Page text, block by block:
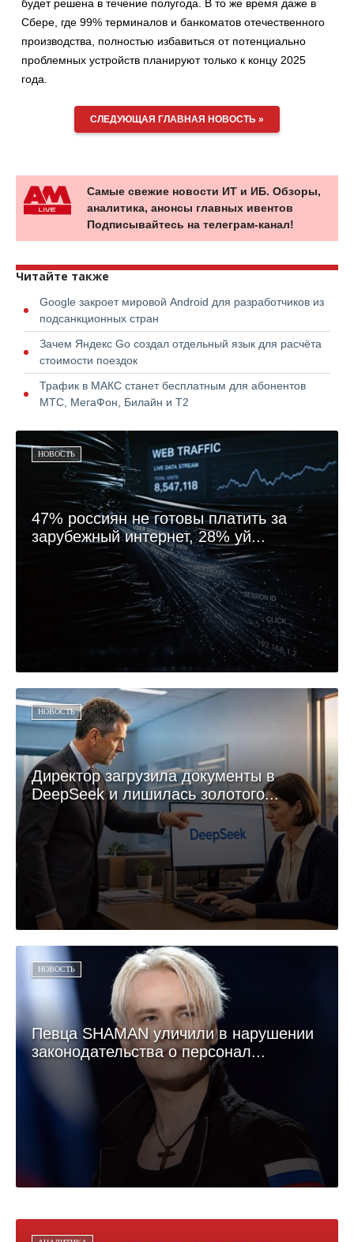
будет решена в течение полугода. В то же время даже в
Сбере, где 99% терминалов и банкоматов отечественного
производства, полностью избавиться от потенциально
проблемных устройств планируют только к концу 2025
года.
СЛЕДУЮЩАЯ ГЛАВНАЯ НОВОСТЬ »
Самые свежие новости ИТ и ИБ. Обзоры,
аналитика, анонсы главных ивентов
Подписывайтесь на телеграм-канал!
Читайте также
Google закроет мировой Android для разработчиков из
подсанкционных стран
Зачем Яндекс Go создал отдельный язык для расчёта
стоимости поездок
Трафик в МАКС станет бесплатным для абонентов
МТС, МегаФон, Билайн и Т2
НОВОСТЬ
47% россиян не готовы платить за
зарубежный интернет, 28% уй...
НОВОСТЬ
Директор загрузила документы в
DeepSeek и лишилась золотого...
НОВОСТЬ
Певца SHAMAN уличили в нарушении
законодательства о персонал...